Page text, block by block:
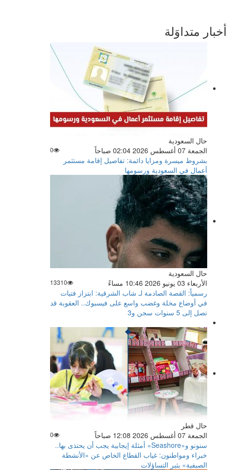
أخبار متداوَلة
حال السعودية
الجمعة 07 أغسطس 2026 02:04 صباحاً
0
بشروط ميسرة ومزايا دائمة: تفاصيل إقامة مستثمر
أعمال في السعودية ورسومها
حال السعودية
الأربعاء 03 يونيو 2026 10:46 مساءً
13310
رسمياً: القصة الصادمة لـ شاب الشرقية: ابتزاز فتيات
في أوضاع مخلة وغضب واسع على فيسبوك.. العقوبة قد
تصل إلى 5 سنوات سجن و3
حال قطر
الجمعة 07 أغسطس 2026 12:08 صباحاً
0
سنونو و«Seashore» أمثلة إيجابية يجب أن يحتذى بها..
خبراء ومواطنون: غياب القطاع الخاص عن «الأنشطة
الصيفية» يثير التساؤلات